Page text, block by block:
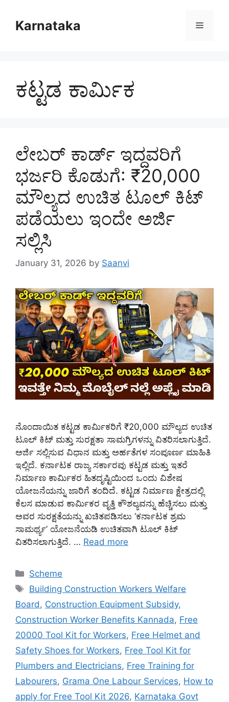
contentKarnataka Menu
ಕಟ್ಟಡ ಕಾರ್ಮಿಕ
ಲೇಬರ್ ಕಾರ್ಡ್ ಇದ್ದವರಿಗೆ
ಭರ್ಜರಿ ಕೊಡುಗೆ: ₹20,000
ಮೌಲ್ಯದ ಉಚಿತ ಟೂಲ್ ಕಿಟ್
ಪಡೆಯಲು ಇಂದೇ ಅರ್ಜಿ
ಸಲ್ಲಿಸಿ
January 31, 2026 by Saanvi
ನೊಂದಾಯಿತ ಕಟ್ಟಡ ಕಾರ್ಮಿಕರಿಗೆ ₹20,000 ಮೌಲ್ಯದ ಉಚಿತ
ಟೂಲ್ ಕಿಟ್ ಮತ್ತು ಸುರಕ್ಷತಾ ಸಾಮಗ್ರಿಗಳನ್ನು ವಿತರಿಸಲಾಗುತ್ತಿದೆ.
ಅರ್ಜಿ ಸಲ್ಲಿಸುವ ವಿಧಾನ ಮತ್ತು ಅರ್ಹತೆಗಳ ಸಂಪೂರ್ಣ ಮಾಹಿತಿ
ಇಲ್ಲಿದೆ. ಕರ್ನಾಟಕ ರಾಜ್ಯ ಸರ್ಕಾರವು ಕಟ್ಟಡ ಮತ್ತು ಇತರೆ
ನಿರ್ಮಾಣ ಕಾರ್ಮಿಕರ ಹಿತದೃಷ್ಟಿಯಿಂದ ಒಂದು ವಿಶೇಷ
ಯೋಜನೆಯನ್ನು ಜಾರಿಗೆ ತಂದಿದೆ. ಕಟ್ಟಡ ನಿರ್ಮಾಣ ಕ್ಷೇತ್ರದಲ್ಲಿ
ಕೆಲಸ ಮಾಡುವ ಕಾರ್ಮಿಕರ ವೃತ್ತಿ ಕೌಶಲ್ಯವನ್ನು ಹೆಚ್ಚಿಸಲು ಮತ್ತು
ಅವರ ಸುರಕ್ಷತೆಯನ್ನು ಖಚಿತಪಡಿಸಲು ‘ಕರ್ನಾಟಕ ಶ್ರಮ
ಸಾಮರ್ಥ್ಯ’ ಯೋಜನೆಯಡಿ ಉಚಿತವಾಗಿ ಟೂಲ್ ಕಿಟ್
ವಿತರಿಸಲಾಗುತ್ತಿದೆ. … Read more
Categories
Scheme
Tags
Building Construction Workers Welfare
Board , Construction Equipment Subsidy,
Construction Worker Benefits Kannada, Free
20000 Tool Kit for Workers, Free Helmet and
Safety Shoes for Workers, Free Tool Kit for
Plumbers and Electricians, Free Training for
Labourers, Grama One Labour Services, How to
apply for Free Tool Kit 2026, Karnataka Govt